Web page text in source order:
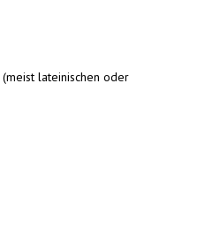
lateinischen oder